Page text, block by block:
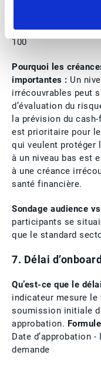
crédit qui ne devrait
taux de créances
créances
100
Pourquoi les
importantes : Un
irrécouvrables peut
d’évaluation du
la prévision du
est prioritaire pour
qui veulent protéger
à un niveau bas est
à une créance
santé financière.
Sondage audience
participants se
que le standard
7. Délai
Qu’est-ce que le
indicateur mesure
soumission initiale
approbation.
Date d’approbation
demande